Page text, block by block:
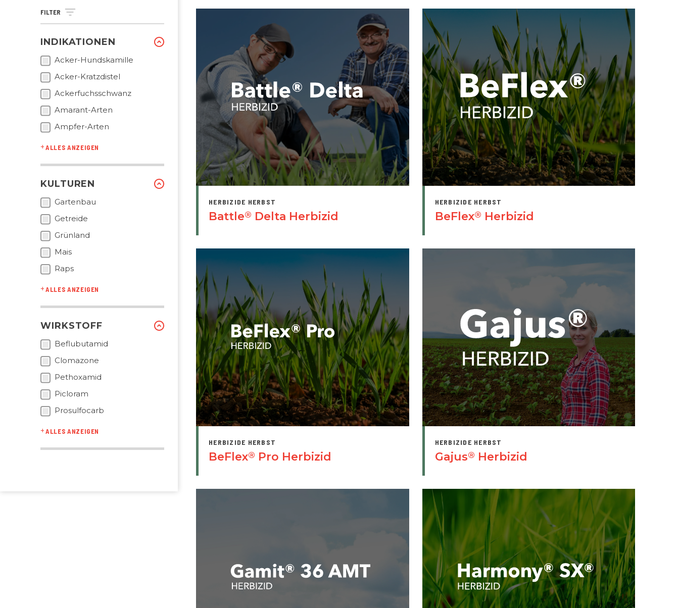
FILTER
INDIKATIONEN
Acker-Hundskamille
Acker-Kratzdistel
Ackerfuchsschwanz
Amarant-Arten
Ampfer-Arten
ALLES ANZEIGEN
KULTUREN
Gartenbau
Getreide
Grünland
Mais
Raps
ALLES ANZEIGEN
WIRKSTOFF
Beflubutamid
Clomazone
Pethoxamid
Picloram
Prosulfocarb
ALLES ANZEIGEN
HERBIZIDE HERBST
Battle® Delta Herbizid
HERBIZIDE HERBST
BeFlex® Herbizid
HERBIZIDE HERBST
BeFlex® Pro Herbizid
HERBIZIDE HERBST
Gajus® Herbizid